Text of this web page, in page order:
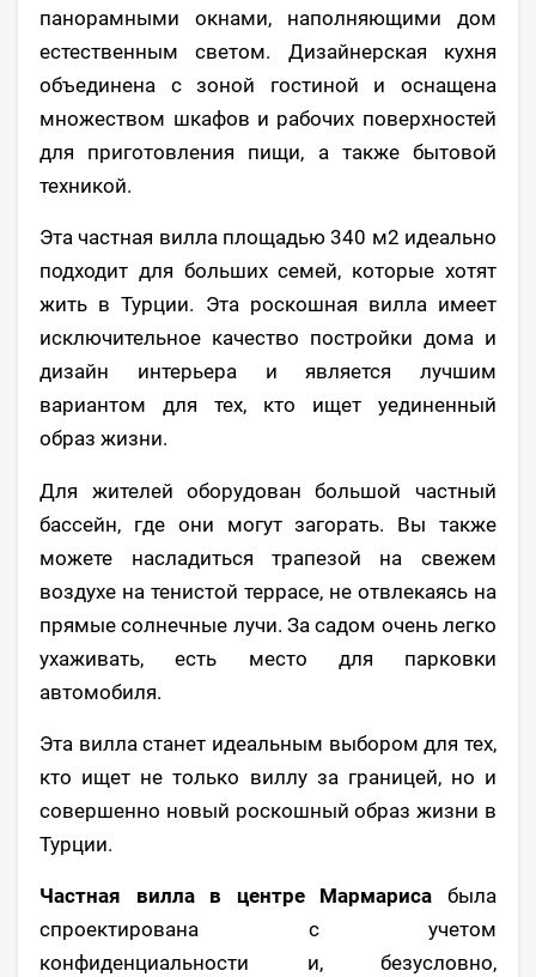
панорамными окнами, наполняющими дом
естественным светом. Дизайнерская кухня
объединена с зоной гостиной и оснащена
множеством шкафов и рабочих поверхностей
для приготовления пищи, а также бытовой
техникой.
Эта частная вилла площадью 340 м2 идеально
подходит для больших семей, которые хотят
жить в Турции. Эта роскошная вилла имеет
исключительное качество постройки дома и
дизайн интерьера и является лучшим
вариантом для тех, кто ищет уединенный
образ жизни.
Для жителей оборудован большой частный
бассейн, где они могут загорать. Вы также
можете насладиться трапезой на свежем
воздухе на тенистой террасе, не отвлекаясь на
прямые солнечные лучи. За садом очень легко
ухаживать, есть место для парковки
автомобиля.
Эта вилла станет идеальным выбором для тех,
кто ищет не только виллу за границей, но и
совершенно новый роскошный образ жизни в
Турции.
Частная вилла в центре Мармариса была
спроектирована с учетом
конфиденциальности и, безусловно,